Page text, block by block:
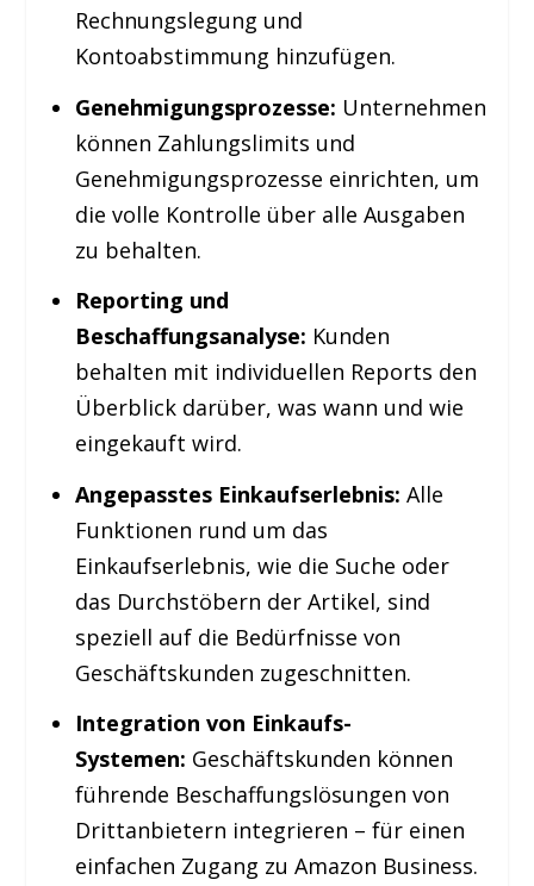
Rechnungslegung und
Kontoabstimmung hinzufügen.
Genehmigungsprozesse: Unternehmen
können Zahlungslimits und
Genehmigungsprozesse einrichten, um
die volle Kontrolle über alle Ausgaben
zu behalten.
Reporting und
Beschaffungsanalyse: Kunden
behalten mit individuellen Reports den
Überblick darüber, was wann und wie
eingekauft wird.
Angepasstes Einkaufserlebnis: Alle
Funktionen rund um das
Einkaufserlebnis, wie die Suche oder
das Durchstöbern der Artikel, sind
speziell auf die Bedürfnisse von
Geschäftskunden zugeschnitten.
Integration von Einkaufs-
Systemen: Geschäftskunden können
führende Beschaffungslösungen von
Drittanbietern integrieren – für einen
einfachen Zugang zu Amazon Business.